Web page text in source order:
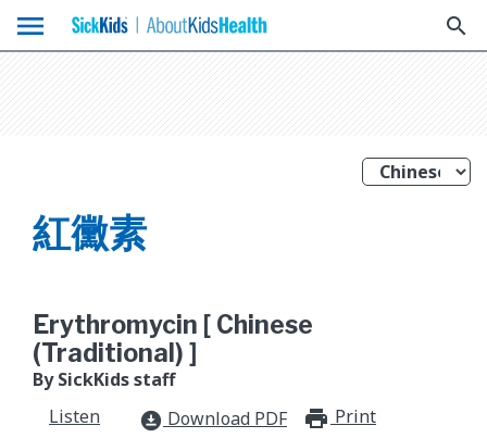
menu search
紅黴素
Erythromycin [ Chinese
(Traditional) ]
By SickKids staff
Listen
download_for_offline Download PDF Print